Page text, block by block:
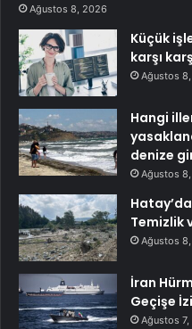
Ağustos 8, 2026
Küçük
karşı
Ağustos
Hangi
denize
Ağustos
Temizlik
Ağustos
İran
Geçişe
Ağustos